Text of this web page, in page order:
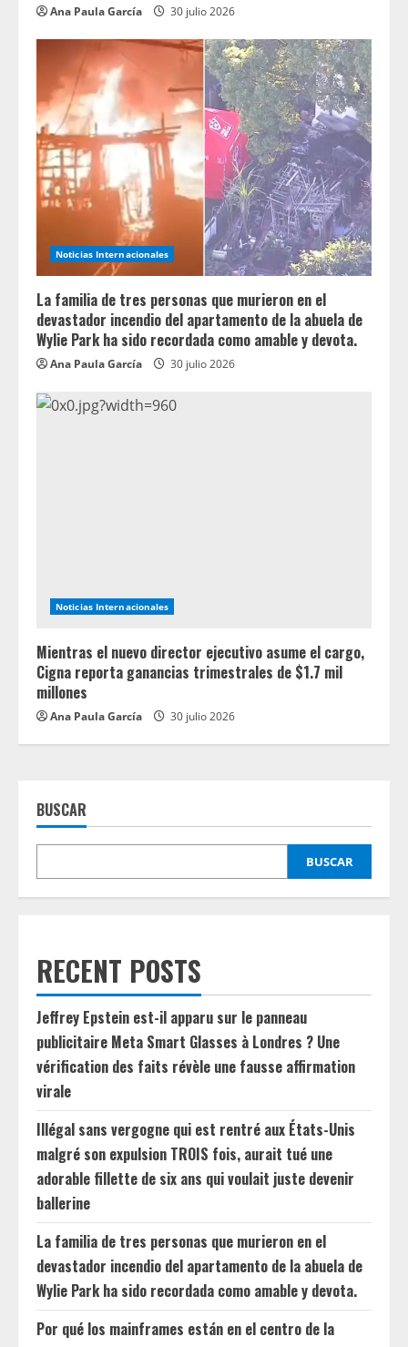
Ana Paula García 30 julio 2026
Noticias Internacionales
La familia de tres personas que murieron en el
devastador incendio del apartamento de la abuela de
Wylie Park ha sido recordada como amable y devota.
Ana Paula García 30 julio 2026
Noticias Internacionales
Mientras el nuevo director ejecutivo asume el cargo,
Cigna reporta ganancias trimestrales de $1.7 mil
millones
Ana Paula García 30 julio 2026
BUSCAR
BUSCAR
RECENT POSTS
Jeffrey Epstein est-il apparu sur le panneau
publicitaire Meta Smart Glasses à Londres ? Une
vérification des faits révèle une fausse affirmation
virale
Illégal sans vergogne qui est rentré aux États-Unis
malgré son expulsion TROIS fois, aurait tué une
adorable fillette de six ans qui voulait juste devenir
ballerine
La familia de tres personas que murieron en el
devastador incendio del apartamento de la abuela de
Wylie Park ha sido recordada como amable y devota.
Por qué los mainframes están en el centro de la